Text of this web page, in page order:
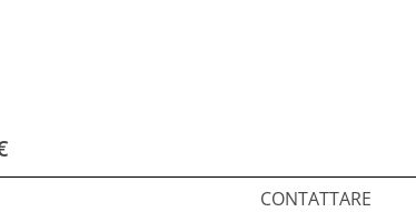
CONTATTARE